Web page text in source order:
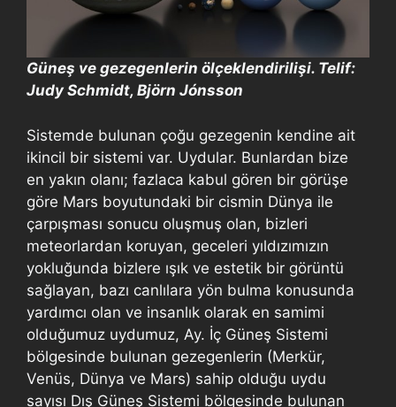
Güneş ve gezegenlerin ölçeklendirilişi. Telif:
Judy Schmidt, Björn Jónsson
Sistemde bulunan çoğu gezegenin kendine ait
ikincil bir sistemi var. Uydular. Bunlardan bize
en yakın olanı; fazlaca kabul gören bir görüşe
göre Mars boyutundaki bir cismin Dünya ile
çarpışması sonucu oluşmuş olan, bizleri
meteorlardan koruyan, geceleri yıldızımızın
yokluğunda bizlere ışık ve estetik bir görüntü
sağlayan, bazı canlılara yön bulma konusunda
yardımcı olan ve insanlık olarak en samimi
olduğumuz uydumuz, Ay. İç Güneş Sistemi
bölgesinde bulunan gezegenlerin (Merkür,
Venüs, Dünya ve Mars) sahip olduğu uydu
sayısı Dış Güneş Sistemi bölgesinde bulunan